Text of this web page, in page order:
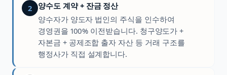
2
양수도 계약 + 잔금 정산
양수자가 양도자 법인의 주식을 인수하여
경영권을 100% 이전받습니다. 청구양도가 +
자본금 + 공제조합 출자 자산 등 거래 구조를
행정사가 직접 설계합니다.